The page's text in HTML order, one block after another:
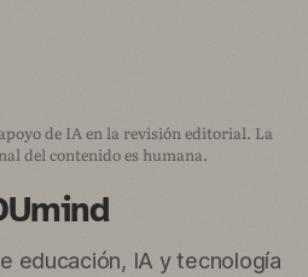
de IA en la revisión editorial. La
del contenido es humana.
educación, IA y tecnología